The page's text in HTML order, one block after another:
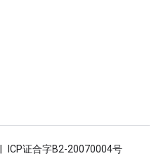
ICP证合字B2-20070004号